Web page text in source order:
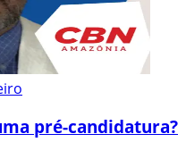
pré-candidatura?